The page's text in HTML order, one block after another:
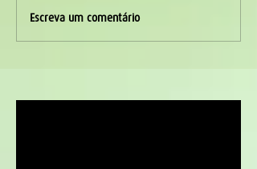
Escreva um comentário